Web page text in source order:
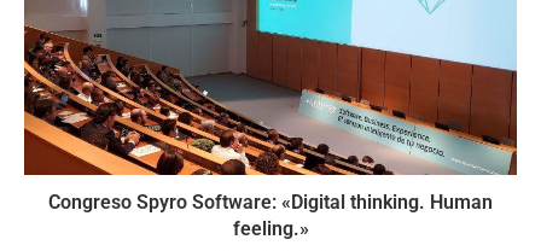
Congreso Spyro Software: «Digital thinking. Human
feeling.»